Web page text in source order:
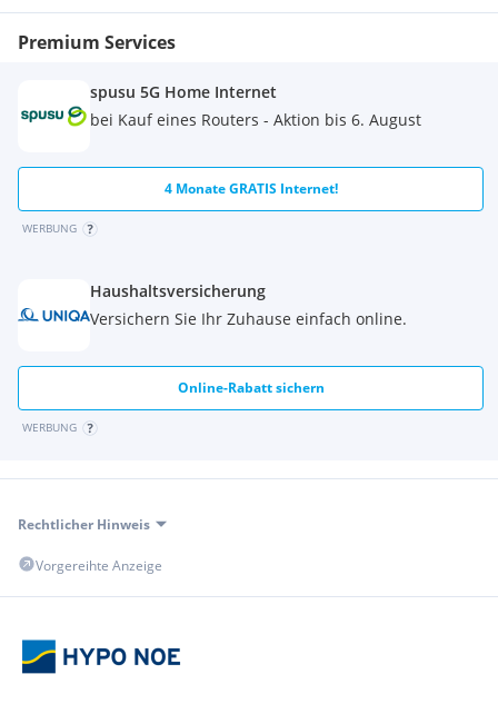
Premium Services
spusu 5G Home Internet
bei Kauf eines Routers - Aktion bis 6. August
4 Monate GRATIS Internet!
WERBUNG
Haushaltsversicherung
Versichern Sie Ihr Zuhause einfach online.
Online-Rabatt sichern
WERBUNG
Rechtlicher Hinweis
Vorgereihte Anzeige